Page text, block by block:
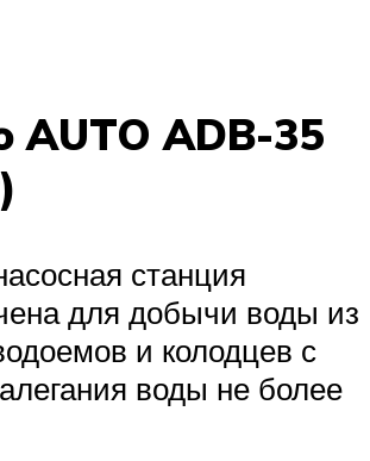
AUTO ADB-35
станция
для добычи воды из
и колодцев с
воды не более